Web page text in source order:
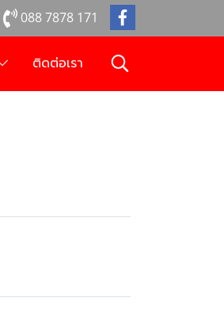
088 7878 171
ติดต่อเรา